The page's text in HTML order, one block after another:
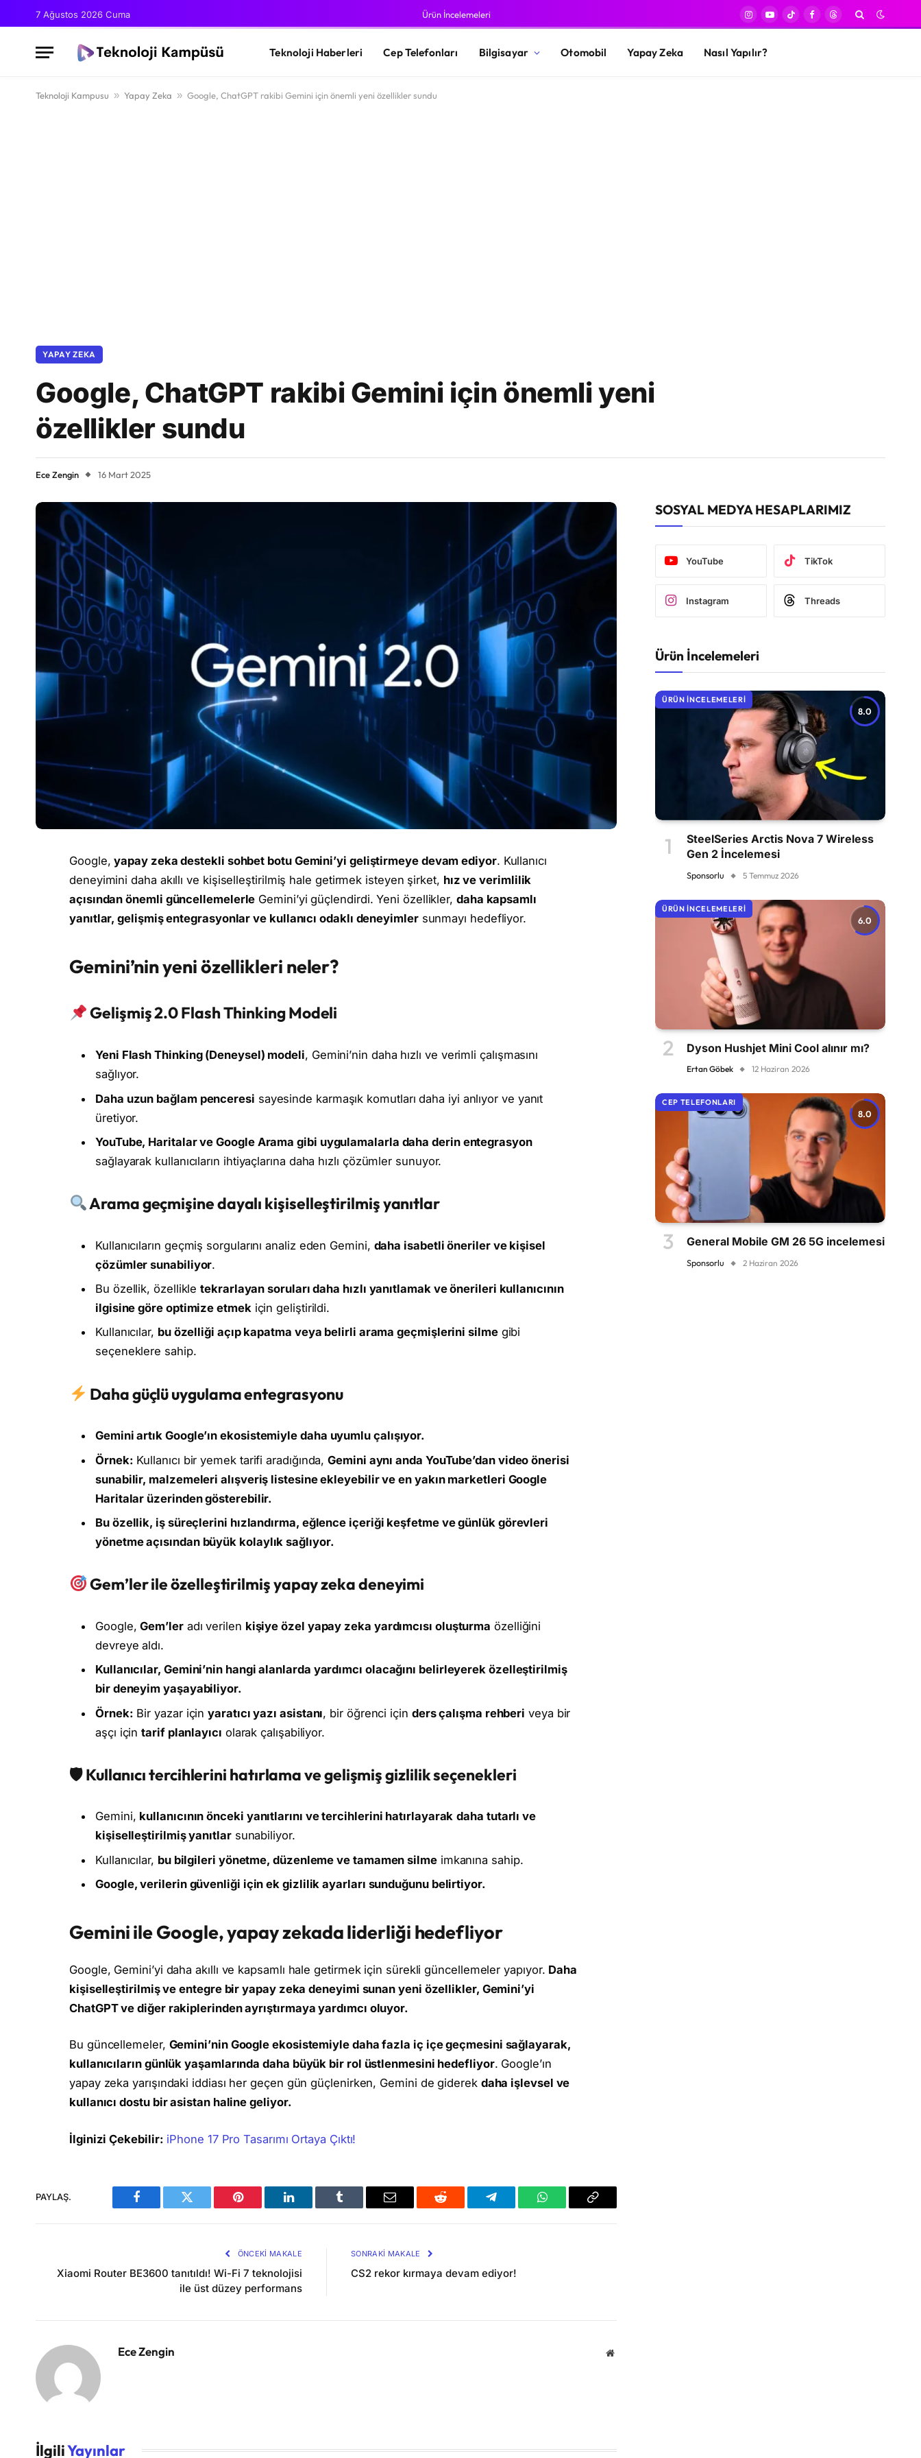
7 Ağustos 2026 Cuma Ürün İncelemeleri
Instagram
YouTube
TikTokFacebook
Threads
Teknoloji Haberleri Cep Telefonları Bilgisayar Otomobil Yapay Zeka Nasıl Yapılır?
Teknoloji Kampusu » Yapay Zeka » Google, ChatGPT rakibi Gemini için önemli yeni özellikler sundu
YAPAY ZEKA
Google, ChatGPT rakibi Gemini için önemli yeni
özellikler sundu
Ece Zengin 16 Mart 2025
Google,yapay zeka destekli sohbet botu Gemini’yi geliştirmeye devam ediyor. Kullanıcı
deneyimini daha akıllı ve kişiselleştirilmiş hale getirmek isteyen şirket, hız ve verimlilik
açısından önemli güncellemelerle Gemini’yi güçlendirdi. Yeni özellikler, daha kapsamlı
yanıtlar, gelişmiş entegrasyonlar ve kullanıcı odaklı deneyimlersunmayı hedefliyor.
Gemini’nin yeni özellikleri neler?
Gelişmiş 2.0 Flash Thinking Modeli
Yeni Flash Thinking (Deneysel) modeli, Gemini’nin daha hızlı ve verimli çalışmasını
sağlıyor.
Daha uzun bağlam penceresi sayesinde karmaşık komutları daha iyi anlıyor ve yanıt
üretiyor.
YouTube, Haritalar ve Google Arama gibi uygulamalarla daha derin entegrasyon
sağlayarak kullanıcıların ihtiyaçlarına daha hızlı çözümler sunuyor.
Arama geçmişine dayalı kişiselleştirilmiş yanıtlar
Kullanıcıların geçmiş sorgularını analiz eden Gemini, daha isabetli öneriler ve kişisel
çözümler sunabiliyor.
Bu özellik, özellikletekrarlayan soruları daha hızlı yanıtlamak ve önerileri kullanıcının
ilgisine göre optimize etmekiçin geliştirildi.
Kullanıcılar, bu özelliği açıp kapatma veya belirli arama geçmişlerini silmegibi
seçeneklere sahip.
Daha güçlü uygulama entegrasyonu
Gemini artık Google’ın ekosistemiyle daha uyumlu çalışıyor.
Örnek: Kullanıcı bir yemek tarifi aradığında,Gemini aynı anda YouTube’dan video önerisi
sunabilir, malzemeleri alışveriş listesine ekleyebilir ve en yakın marketleri Google
Haritalar üzerinden gösterebilir.
Bu özellik, iş süreçlerini hızlandırma, eğlence içeriği keşfetme ve günlük görevleri
yönetme açısından büyük kolaylık sağlıyor.
Gem’ler ile özelleştirilmiş yapay zeka deneyimi
Google,Gem’leradı verilen kişiye özel yapay zeka yardımcısı oluşturma özelliğini
devreye aldı.
Kullanıcılar, Gemini’nin hangi alanlarda yardımcı olacağını belirleyerek özelleştirilmiş
bir deneyim yaşayabiliyor.
Örnek: Bir yazar içinyaratıcı yazı asistanı, bir öğrenci için ders çalışma rehberi veya bir
aşçı içintarif planlayıcı olarak çalışabiliyor.
🛡Kullanıcı tercihlerini hatırlama ve gelişmiş gizlilik seçenekleri
Gemini, kullanıcının önceki yanıtlarını ve tercihlerini hatırlayarak daha tutarlı ve
kişiselleştirilmiş yanıtlarsunabiliyor.
Kullanıcılar, bu bilgileri yönetme, düzenleme ve tamamen silmeimkanına sahip.
Google, verilerin güvenliği için ek gizlilik ayarları sunduğunu belirtiyor.
Gemini ile Google, yapay zekada liderliği hedefliyor
Google, Gemini’yi daha akıllı ve kapsamlı hale getirmek için sürekli güncellemeler yapıyor. Daha
kişiselleştirilmiş ve entegre bir yapay zeka deneyimi sunan yeni özellikler, Gemini’yi
ChatGPT ve diğer rakiplerinden ayrıştırmaya yardımcı oluyor.
Bu güncellemeler, Gemini’nin Google ekosistemiyle daha fazla iç içe geçmesini sağlayarak,
kullanıcıların günlük yaşamlarında daha büyük bir rol üstlenmesini hedefliyor. Google’ın
yapay zeka yarışındaki iddiası her geçen gün güçlenirken, Gemini de giderek daha işlevsel ve
kullanıcı dostu bir asistan haline geliyor.
İlginizi Çekebilir: iPhone 17 Pro Tasarımı Ortaya Çıktı!
PAYLAŞ.
Facebook Twitter Pinterest LinkedIn Tumblr Email Reddit Telegram WhatsAppBağlantıyı
ÖNCEKI MAKALE
Xiaomi Router BE3600 tanıtıldı! Wi-Fi 7 teknolojisi
ile üst düzey performans
SONRAKI MAKALE
CS2 rekor kırmaya devam ediyor!
Ece Zengin Website
İlgiliYayınlar
SOSYAL MEDYA HESAPLARIMIZ
YouTube TikTok
Instagram Threads
Ürün İncelemeleri
8.0
ÜRÜN İNCELEMELERI
SteelSeries Arctis Nova 7 Wireless
Gen 2 İncelemesi
Sponsorlu 5 Temmuz 2026
6.0
ÜRÜN İNCELEMELERI
Dyson Hushjet Mini Cool alınır mı?
Ertan Göbek 12 Haziran 2026
8.0
CEP TELEFONLARI
General Mobile GM 26 5G incelemesi
Sponsorlu 2 Haziran 2026